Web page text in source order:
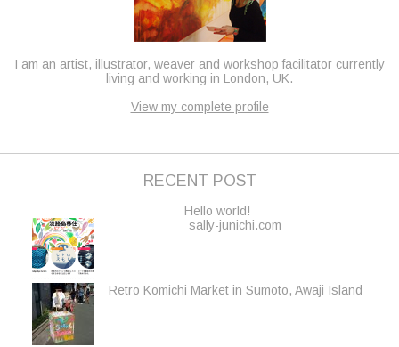
I am an artist, illustrator, weaver and workshop facilitator currently
living and working in London, UK.
View my complete profile
RECENT POST
Hello world!
sally-junichi.com
Retro Komichi Market in Sumoto, Awaji Island